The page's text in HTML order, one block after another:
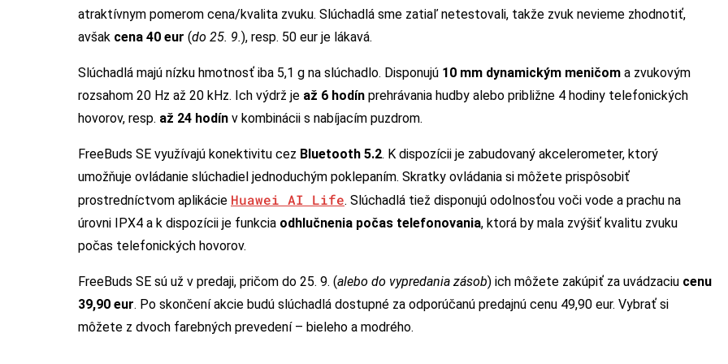
atraktívnym pomerom cena/kvalita zvuku. Slúchadlá sme zatiaľ netestovali, takže zvuk nevieme zhodnotiť,
avšak cena 40 eur (do 25. 9.), resp. 50 eur je lákavá.
Slúchadlá majú nízku hmotnosť iba 5,1 g na slúchadlo. Disponujú 10 mm dynamickým meničom a zvukovým
rozsahom 20 Hz až 20 kHz. Ich výdrž je až 6 hodín prehrávania hudby alebo približne 4 hodiny telefonických
hovorov, resp. až 24 hodín v kombinácii s nabíjacím puzdrom.
FreeBuds SE využívajú konektivitu cez Bluetooth 5.2. K dispozícii je zabudovaný akcelerometer, ktorý
umožňuje ovládanie slúchadiel jednoduchým poklepaním. Skratky ovládania si môžete prispôsobiť
prostredníctvom aplikácie Huawei AI Life. Slúchadlá tiež disponujú odolnosťou voči vode a prachu na
úrovni IPX4 a k dispozícii je funkcia odhlučnenia počas telefonovania, ktorá by mala zvýšiť kvalitu zvuku
počas telefonických hovorov.
FreeBuds SE sú už v predaji, pričom do 25. 9. (alebo do vypredania zásob) ich môžete zakúpiť za uvádzaciu cenu
39,90 eur. Po skončení akcie budú slúchadlá dostupné za odporúčanú predajnú cenu 49,90 eur. Vybrať si
môžete z dvoch farebných prevedení – bieleho a modrého.